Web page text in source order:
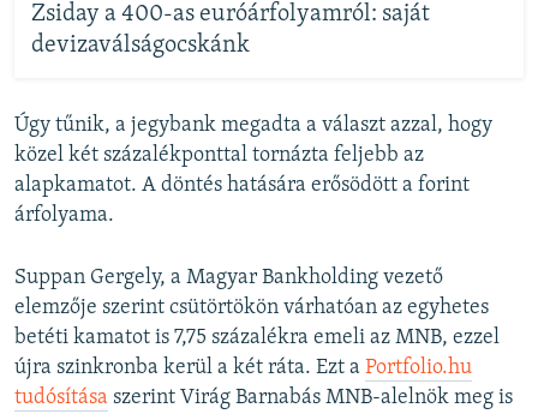
Zsiday a 400-as euróárfolyamról: saját
devizaválságocskánk
Úgy tűnik, a jegybank megadta a választ azzal, hogy
közel két százalékponttal tornázta feljebb az
alapkamatot. A döntés hatására erősödött a forint
árfolyama.
Suppan Gergely, a Magyar Bankholding vezető
elemzője szerint csütörtökön várhatóan az egyhetes
betéti kamatot is 7,75 százalékra emeli az MNB, ezzel
újra szinkronba kerül a két ráta. Ezt a Portfolio.hu
tudósítása szerint Virág Barnabás MNB-alelnök meg is